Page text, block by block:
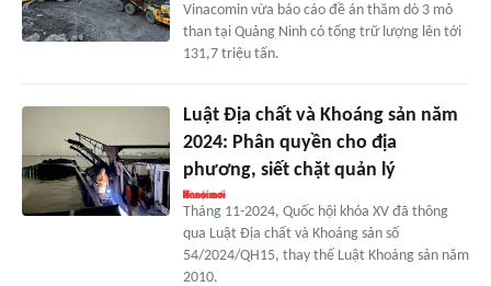
Vinacomin vừa báo cáo đề án thăm dò 3 mỏ
than tại Quảng Ninh có tổng trữ lượng lên tới
131,7 triệu tấn.
Luật Địa chất và Khoáng sản năm
2024: Phân quyền cho địa
phương, siết chặt quản lý
Tháng 11-2024, Quốc hội khóa XV đã thông
qua Luật Địa chất và Khoáng sản số
54/2024/QH15, thay thế Luật Khoáng sản năm
2010.